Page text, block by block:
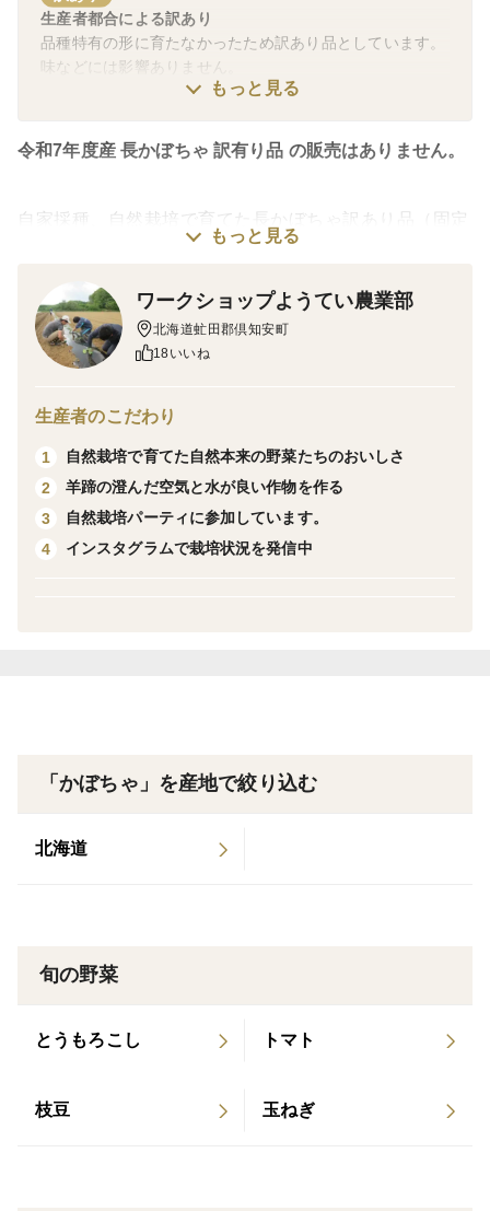
す。
***沖縄県への送料について***
沖縄県への発送について別途送料が発生いたします。
60サイズ（2kg）商品代 + 標準送料 + 400円
その他の地域でも100サイズ以上のお荷物になりますと、
たします。
生産者都合による訳あり
品種特有の形に育たなかったため訳あり品としています。
味などには影響ありません。
もっと見る
令和7年度産 長かぼちゃ 訳有り品 の販売はありません。
自家採種、自然栽培で育てた長かぼちゃ訳あり品（固定
『訳あり品』
長かぼちゃの品種で、本来なら肌が白く、長く伸びるか
ぼちゃなのですが、ラグビーボールのように楕円になっ
でホクホクで甘く美味しいかぼちゃです。
農薬、化学肥料、除草剤などを一切使用していないので
安心安全で美味しいです。
勧めです。
※肌の色が一般的な緑色と、品種本来の白に近い色と二
ます。
ります。
てあげれば問題なく食べられます。
もっと見る
ワークショップようてい農業部
北海道虻田郡倶知安町
18いいね
生産者のこだわり
1
自然栽培で育てた自然本来の野菜たちのおいしさ
2
羊蹄の澄んだ空気と水が良い作物を作る
3
自然栽培パーティに参加しています。
4
インスタグラムで栽培状況を発信中
「かぼちゃ」を産地で絞り込む
北海道
旬の野菜
とうもろこし トマト
枝豆 玉ねぎ